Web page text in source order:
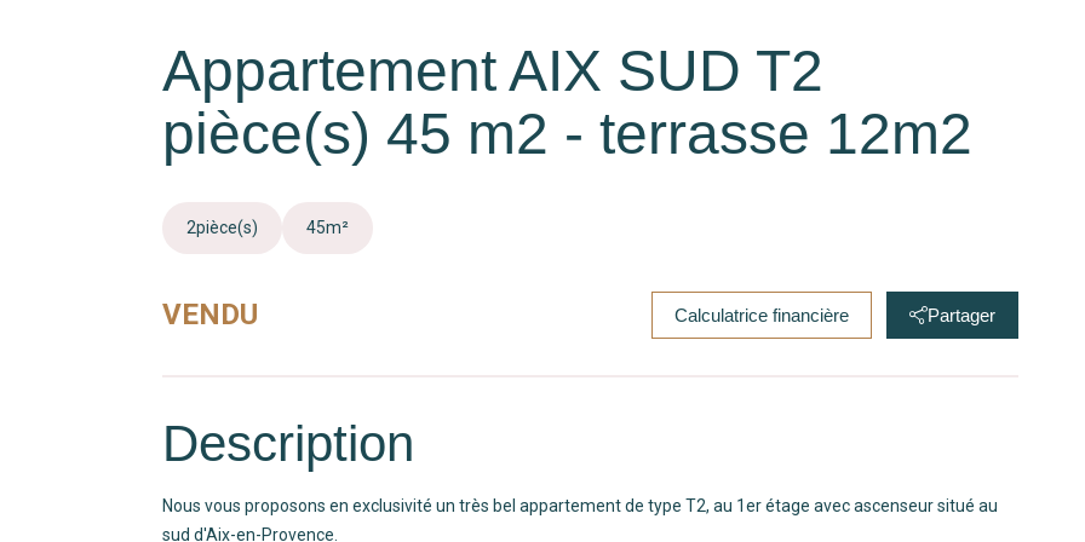
Appartement AIX SUD T2
pièce(s) 45 m2 - terrasse 12m2
2pièce(s) 45m²
VENDU Calculatrice financière Partager
Description
Nous vous proposons en exclusivité un très bel appartement de type T2, au 1er étage avec ascenseur situé au
sud d'Aix-en-Provence.